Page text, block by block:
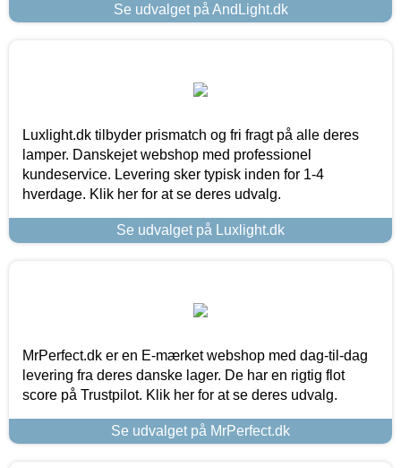
Se udvalget på AndLight.dk
Luxlight.dk tilbyder prismatch og fri fragt på alle deres
lamper. Danskejet webshop med professionel
kundeservice. Levering sker typisk inden for 1-4
hverdage. Klik her for at se deres udvalg.
Se udvalget på Luxlight.dk
MrPerfect.dk er en E-mærket webshop med dag-til-dag
levering fra deres danske lager. De har en rigtig flot
score på Trustpilot. Klik her for at se deres udvalg.
Se udvalget på MrPerfect.dk